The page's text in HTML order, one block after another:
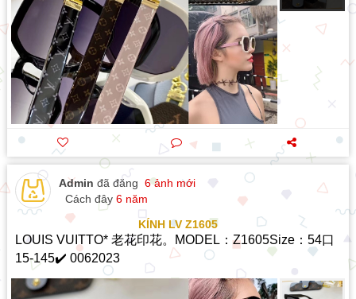
Admin đã đăng 6 ảnh mới
Cách đây 6 năm
KÍNH LV Z1605
LOUIS VUITTO* 老花印花。MODEL：Z1605Size：54口
15-145✔️ 0062023